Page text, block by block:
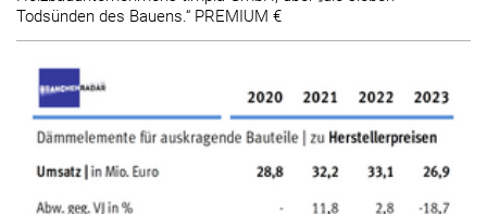
Todsünden des Bauens.“ PREMIUM €